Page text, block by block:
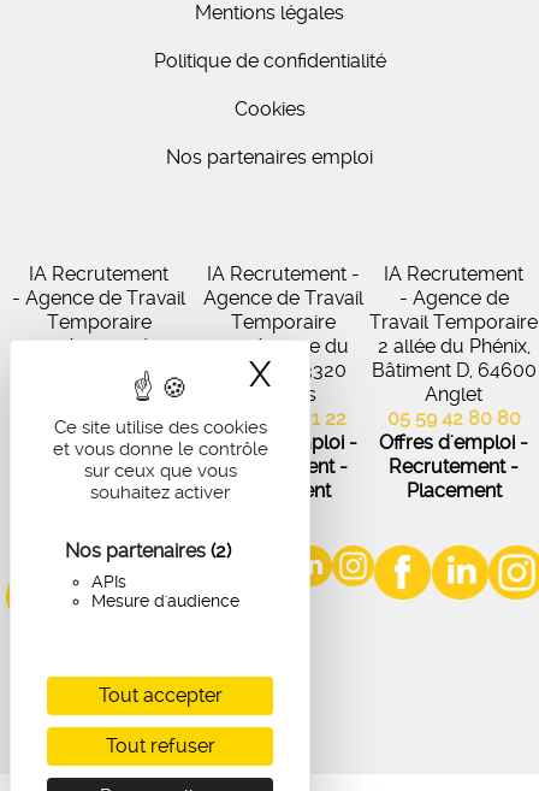
Ce site utilise des cookies
et vous donne le contrôle
sur ceux que vous
souhaitez activer
Nos partenaires (2)
APIs
Mesure d'audience
Tout accepter
Tout refuser
X Masquer le
Mentions légales
Politique de confidentialité
Cookies
Nos partenaires emploi
IA Recrutement
- Agence de Travail
Temporaire
27 Avenue de
Virecourt, 33370
Artigues-près-
Bordeaux
05 56 67 48 57
Offres d'emploi -
Recrutement -
IA Recrutement -
Agence de Travail
Temporaire
102 Avenue du
Médoc, 33320
Eysines
05 56 45 21 22
Offres d'emploi -
Recrutement -
Placement
IA Recrutement
- Agence de
Travail Temporaire
2 allée du Phénix,
Bâtiment D, 64600
Anglet
05 59 42 80 80
Offres d'emploi -
Recrutement -
Placement